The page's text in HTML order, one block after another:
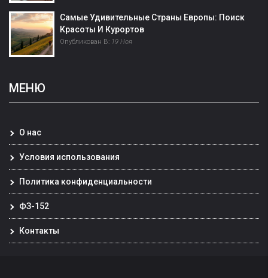
Самые Удивительные Страны Европы: Поиск
Красоты И Курортов
Опубликован В: 19 Ноя
МЕНЮ
О нас
Условия использования
Политика конфиденциальности
ФЗ-152
Контакты